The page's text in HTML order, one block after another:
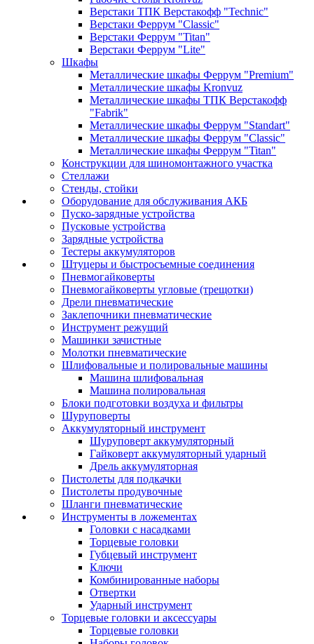
Верстаки ТПК Верстакофф "Technic"
Верстаки Феррум "Classic"
Верстаки Феррум "Titan"
Верстаки Феррум "Lite"
Шкафы
Металлические шкафы Феррум "Premium"
Металлические шкафы Kronvuz
Металлические шкафы ТПК Верстакофф
"Fabrik"
Металлические шкафы Феррум "Standart"
Металлические шкафы Феррум "Classic"
Металлические шкафы Феррум "Titan"
Конструкции для шиномонтажного участка
Стеллажи
Стенды, стойки
Оборудование для обслуживания АКБ
Пуско-зарядные устройства
Пусковые устройства
Зарядные устройства
Тестеры аккумуляторов
Штуцеры и быстросъемные соединения
Пневмогайковерты
Пневмогайковерты угловые (трещотки)
Дрели пневматические
Заклепочники пневматические
Инструмент режущий
Машинки зачистные
Молотки пневматические
Шлифовальные и полировальные машины
Машина шлифовальная
Машина полировальная
Блоки подготовки воздуха и фильтры
Шуруповерты
Аккумуляторный инструмент
Шуруповерт аккумуляторный
Гайковерт аккумуляторный ударный
Дрель аккумуляторная
Пистолеты для подкачки
Пистолеты продувочные
Шланги пневматические
Инструменты в ложементах
Головки с насадками
Торцевые головки
Губцевый инструмент
Ключи
Комбинированные наборы
Отвертки
Ударный инструмент
Торцевые головки и аксессуары
Торцевые головки